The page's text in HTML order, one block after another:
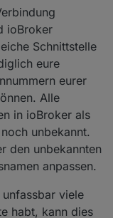
ioBroker
Schnittstelle
eure
eurer
Alle
in ioBroker als
unbekannt.
den unbekannten
anpassen.
viele
habt, kann dies